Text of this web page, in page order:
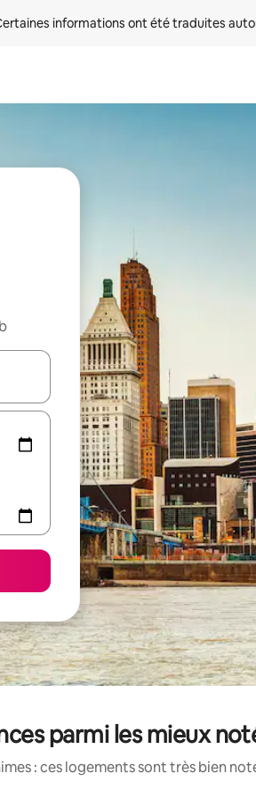
informations ont été traduites
vers le haut et vers le bas pour les
parmi les mieux
: ces logements sont très bien